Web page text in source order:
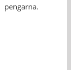
pengarna.